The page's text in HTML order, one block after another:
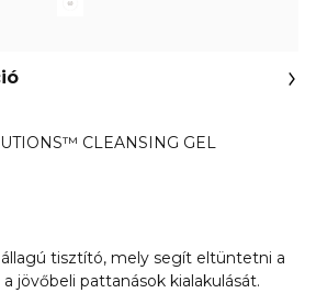
CLEANSING GEL
állagú tisztító, mely segít eltüntetni a
jövőbeli pattanások kialakulását.